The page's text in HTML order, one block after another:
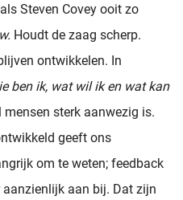
Steven Covey ooit zo
Houdt de zaag scherp.
ontwikkelen. In
ben ik, wat wil ik en wat kan
sterk aanwezig is.
geeft ons
om te weten; feedback
aan bij. Dat zijn